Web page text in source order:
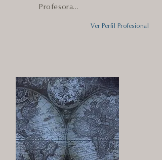
Profesora...
Ver Perfil Profesional